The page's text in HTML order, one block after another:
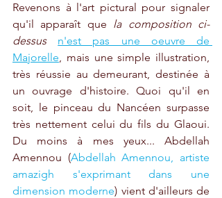
Revenons à l'art pictural pour signaler
qu'il apparaît que la composition ci-
dessus
n'est pas une oeuvre de
Majorelle, mais une simple illustration,
très réussie au demeurant, destinée à
un ouvrage d'histoire. Quoi qu'il en
soit, le pinceau du Nancéen surpasse
très nettement celui du fils du Glaoui.
Du moins à mes yeux... Abdellah
Amennou (Abdellah Amennou, artiste
amazigh s'exprimant dans une
dimension moderne) vient d'ailleurs de